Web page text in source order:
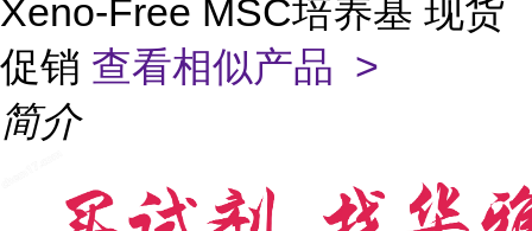
Xeno-Free MSC培养基 现货
促销 查看相似产品 >
简介